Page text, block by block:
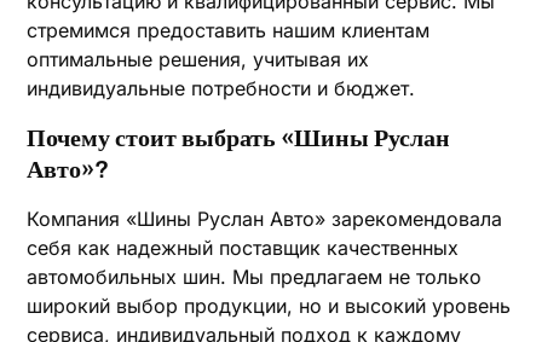
стремимся предоставить нашим клиентам
оптимальные решения, учитывая их
индивидуальные потребности и бюджет.
Почему стоит выбрать «Шины Руслан
Авто»?
Компания «Шины Руслан Авто» зарекомендовала
себя как надежный поставщик качественных
автомобильных шин. Мы предлагаем не только
широкий выбор продукции, но и высокий уровень
сервиса, индивидуальный подход к каждому